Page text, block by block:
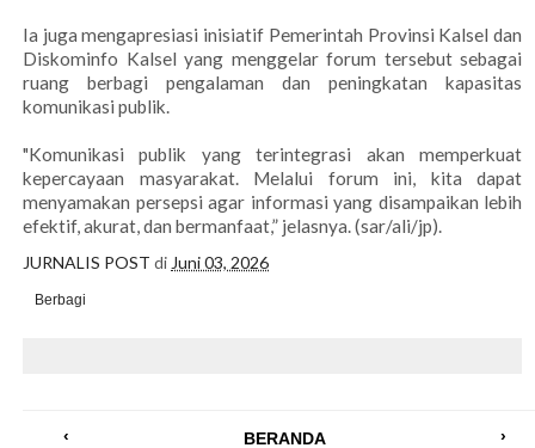
Ia juga mengapresiasi inisiatif Pemerintah Provinsi Kalsel dan
Diskominfo Kalsel yang menggelar forum tersebut sebagai
ruang berbagi pengalaman dan peningkatan kapasitas
komunikasi publik.
"Komunikasi publik yang terintegrasi akan memperkuat
kepercayaan masyarakat. Melalui forum ini, kita dapat
menyamakan persepsi agar informasi yang disampaikan lebih
efektif, akurat, dan bermanfaat,” jelasnya. (sar/ali/jp).
JURNALIS POST di Juni 03, 2026
Berbagi
‹ ›
BERANDA